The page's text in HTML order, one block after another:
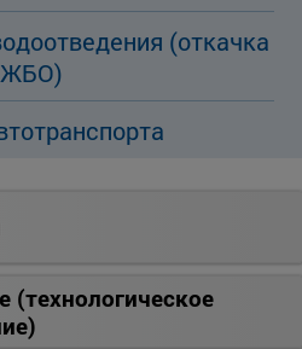
(откачка
ЖБО)
(технологическое